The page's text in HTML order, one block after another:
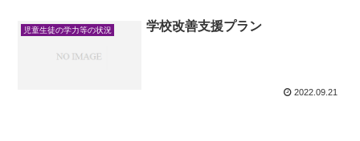
児童生徒の学力等の状況 学校改善支援プラン
2022.09.21